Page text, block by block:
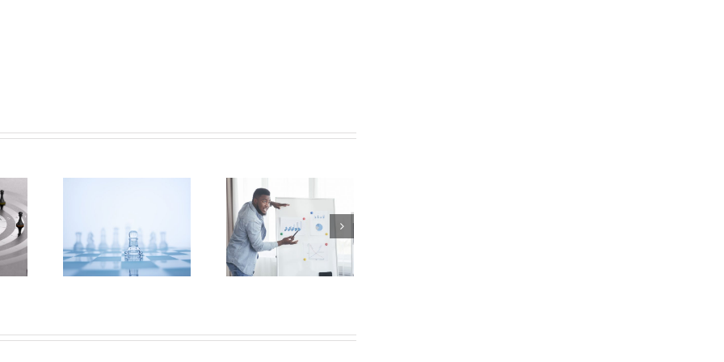
en
Crecer vs Escalar:
¿cuál necesita tu
empresa?
Errores en un speech
de ventas que tus
vendedores deben
evitar